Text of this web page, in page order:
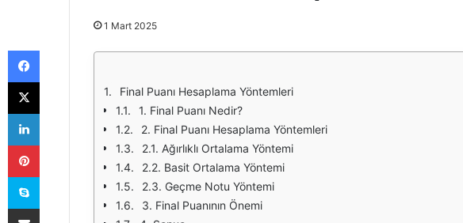
1 Mart 2025
Final Puanı Hesaplama Yöntemleri
1. Final Puanı Nedir?
2. Final Puanı Hesaplama Yöntemleri
2.1. Ağırlıklı Ortalama Yöntemi
2.2. Basit Ortalama Yöntemi
2.3. Geçme Notu Yöntemi
3. Final Puanının Önemi
Facebook
X
LinkedIn
Pinterest
Skype
E-Posta ile paylaş